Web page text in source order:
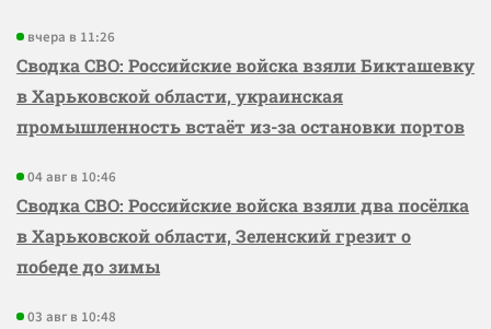
вчера в 11:26
Сводка СВО: Российские войска взяли Бикташевку
в Харьковской области, украинская
промышленность встаёт из-за остановки портов
04 авг в 10:46
Сводка СВО: Российские войска взяли два посёлка
в Харьковской области, Зеленский грезит о
победе до зимы
03 авг в 10:48